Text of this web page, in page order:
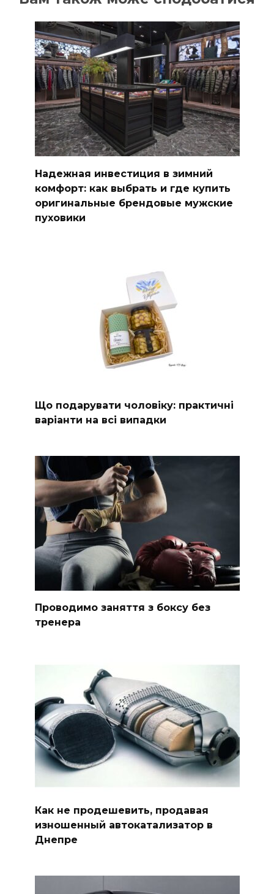
Надежная инвестиция в зимний
комфорт: как выбрать и где купить
оригинальные брендовые мужские
пуховики
Що подарувати чоловіку: практичні
варіанти на всі випадки
Проводимо заняття з боксу без
тренера
Как не продешевить, продавая
изношенный автокатализатор в
Днепре